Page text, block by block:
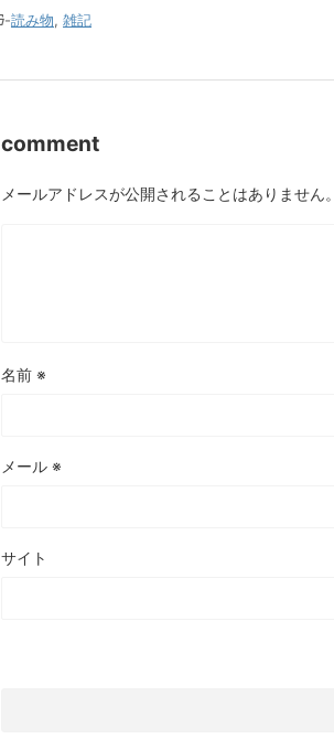
-読み物, 雑記
comment
メールアドレスが公開されることはありません。
名前 ※
メール ※
サイト